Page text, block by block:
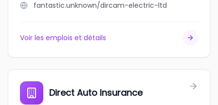
fantastic.unknown/dircam-electric-ltd
Voir les emplois et détails
Direct Auto Insurance